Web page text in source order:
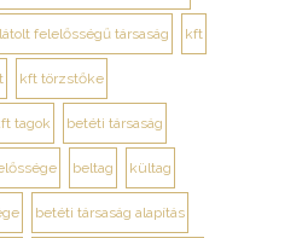
felelősségű társaság kft
kft törzstőke
tagok betéti társaság
beltag kültag
betéti társaság alapítás